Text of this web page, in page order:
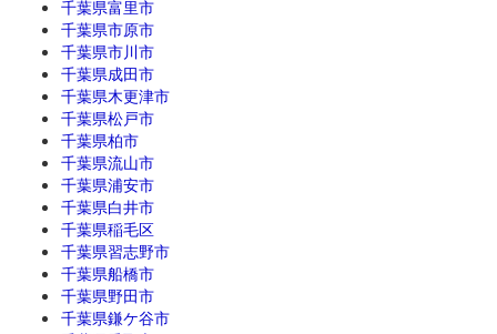
千葉県富里市
千葉県市原市
千葉県市川市
千葉県成田市
千葉県木更津市
千葉県松戸市
千葉県柏市
千葉県流山市
千葉県浦安市
千葉県白井市
千葉県稲毛区
千葉県習志野市
千葉県船橋市
千葉県野田市
千葉県鎌ケ谷市